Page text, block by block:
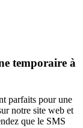
temporaire à
parfaits pour une
notre site web et
que le SMS